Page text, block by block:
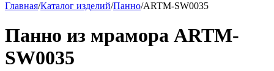
Главная/Каталог изделий/Панно/ARTM-SW0035
Панно из мрамора ARTM-
SW0035